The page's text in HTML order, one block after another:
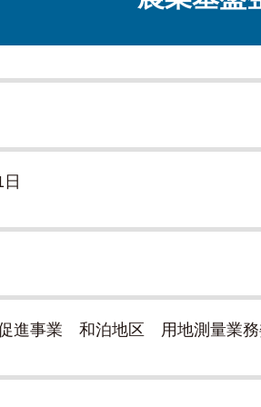
進事業 和泊地区 用地測量業務